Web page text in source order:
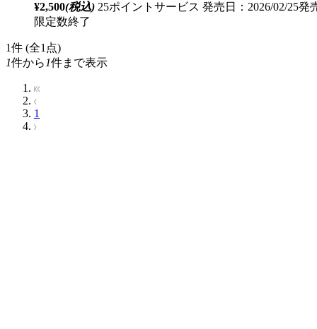
¥2,500(税込) 25ポイントサービス 発売日：2026/02/25発
限定数終了
1件 (全1点)
1件から 1件まで表示
1